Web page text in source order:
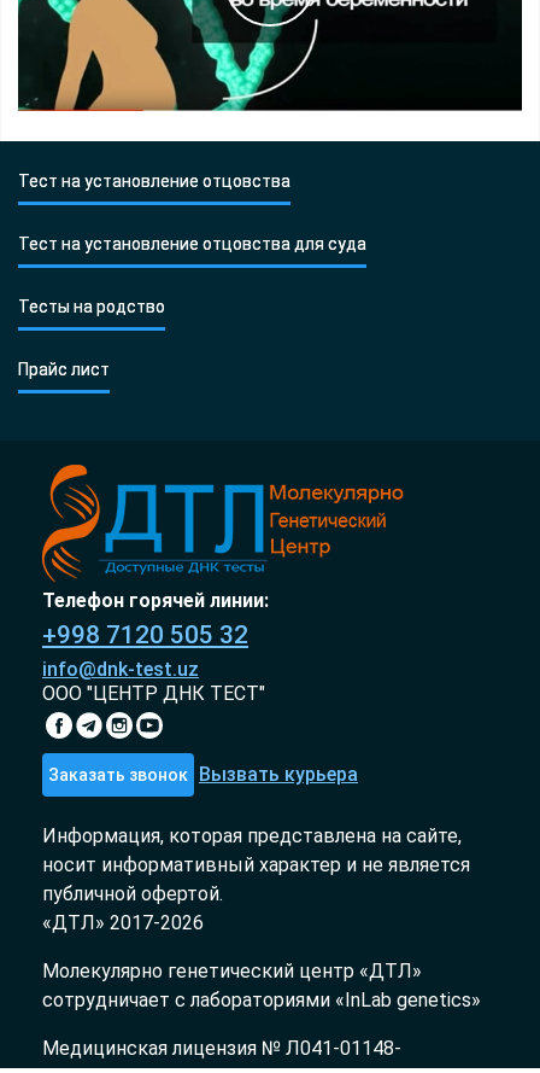
Тест на установление отцовства
Тест на установление отцовства для суда
Тесты на родство
Прайс лист
Телефон горячей линии:
+998 7120 505 32
info@dnk-test.uz
ООО "ЦЕНТР ДНК ТЕСТ"
Заказать звонок Вызвать курьера
Информация, которая представлена на сайте,
носит информативный характер и не является
публичной офертой.
«ДТЛ» 2017-2026
Молекулярно генетический центр «ДТЛ»
сотрудничает с лабораториями «InLab genetics»
Медицинская лицензия № Л041-01148-